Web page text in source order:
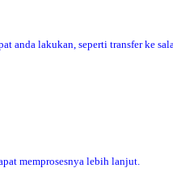
anda lakukan, seperti transfer ke
memprosesnya lebih lanjut.